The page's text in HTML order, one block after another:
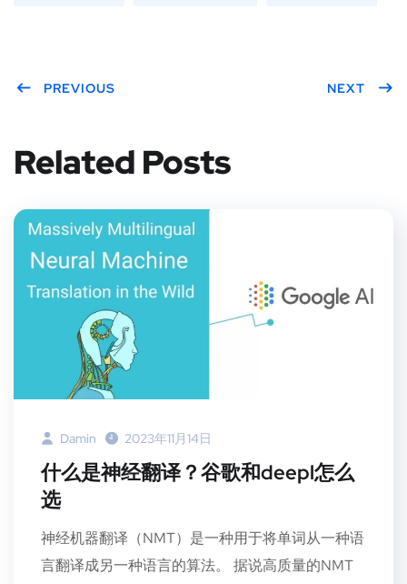
PREVIOUS NEXT
Related Posts
Damin 2023年11月14日
什么是神经翻译？谷歌和deepl怎么
选
神经机器翻译（NMT）是一种用于将单词从一种语
言翻译成另一种语言的算法。 据说高质量的NMT